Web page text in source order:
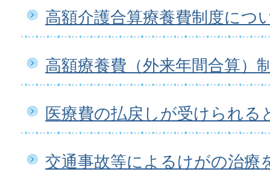
高額介護合算療養費制度につ
高額療養費（外来年間合算）
医療費の払戻しが受けられる
交通事故等によるけがの治療